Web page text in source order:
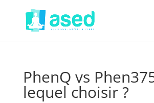
PhenQ vs
lequel choisir ?